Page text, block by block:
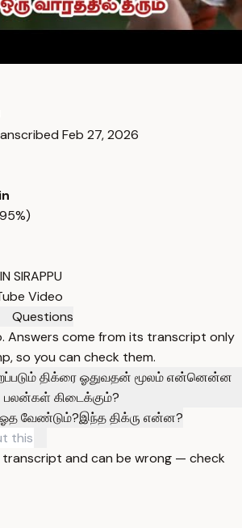
Feb 27, 2026
SIRAPPU
Video
Questions
Answers come from its transcript only
so you can check them.
திக்ரை ஓதுவதன் மூலம் என்னென்ன
பலன்கள் கிடைக்கும்?
வேண்டும்?இந்த திக்ரு என்ன?
and can be wrong — check